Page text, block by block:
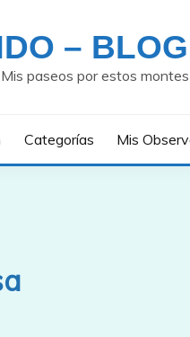
–
Mis paseos por estos
Categorías Mis